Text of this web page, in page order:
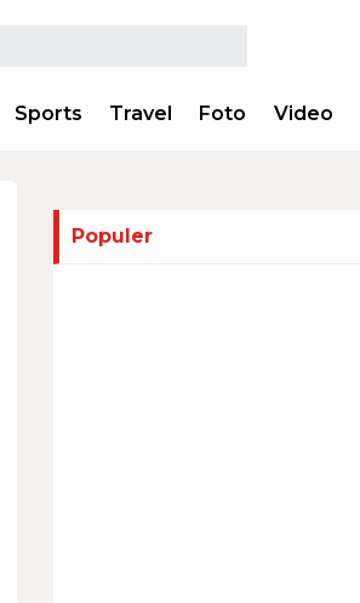
Sports Travel Foto Video
Populer